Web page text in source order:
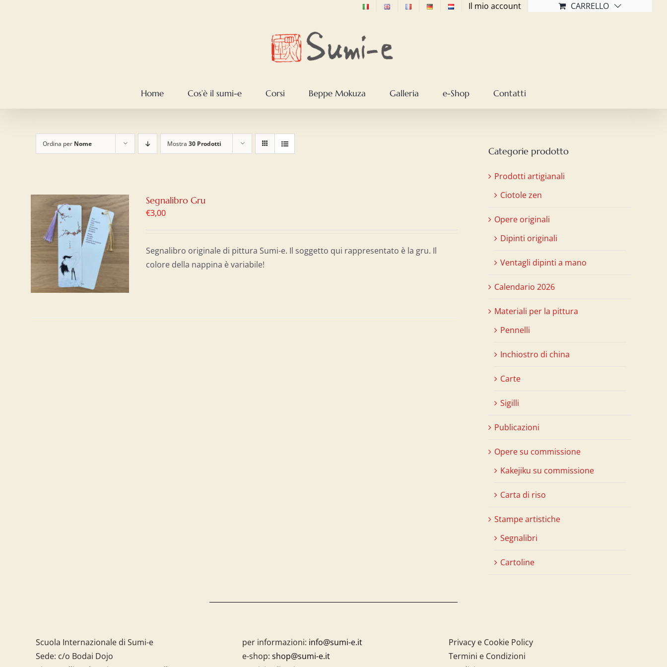
Il mio account CARRELLO
Home Cos’è il sumi-e Corsi Beppe Mokuza Galleria e-Shop Contatti
Ordina per Nome Mostra 30 Prodotti
Segnalibro Gru
€3,00
Segnalibro originale di pittura Sumi-e. Il soggetto qui rappresentato è la gru. Il
colore della nappina è variabile!
Categorie prodotto
Prodotti artigianali
Ciotole zen
Opere originali
Dipinti originali
Ventagli dipinti a mano
Calendario 2026
Materiali per la pittura
Pennelli
Inchiostro di china
Carte
Sigilli
Publicazioni
Opere su commissione
Kakejiku su commissione
Carta di riso
Stampe artistiche
Segnalibri
Cartoline
Scuola Internazionale di Sumi-e
Sede: c/o Bodai Dojo
per informazioni: info@sumi-e.it
e-shop: shop@sumi-e.it
Privacy e Cookie Policy
Termini e Condizioni